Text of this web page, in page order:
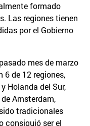
formado
Las regiones tienen
por el Gobierno
mes de marzo
6 de 12 regiones,
Holanda del Sur,
Amsterdam,
tradicionales
consiguió ser el